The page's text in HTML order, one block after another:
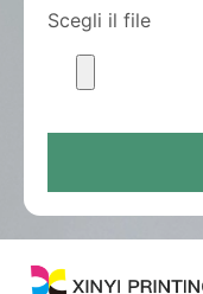
Scegli il file